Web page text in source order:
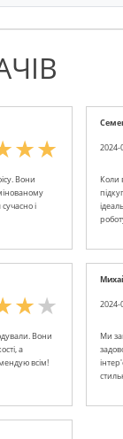
Вони
і
2024-
Коли
Вони
а
всім!
2024-
Ми